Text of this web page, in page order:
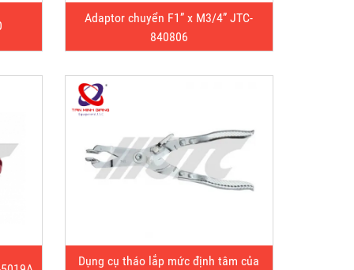
Adaptor chuyển F1” x M3/4” JTC-
840806
Dụng cụ tháo lắp mức định tâm của